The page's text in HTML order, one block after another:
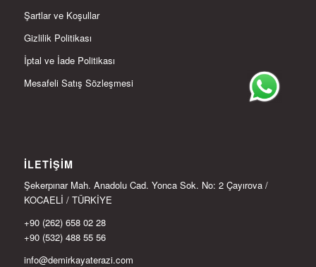
Şartlar ve Koşullar
Gizlilik Politikası
İptal ve İade Politikası
Mesafeli Satış Sözleşmesi
İLETIŞIM
Şekerpınar Mah. Anadolu Cad. Yonca Sok. No: 2 Çayırova /
KOCAELİ / TÜRKİYE
+90 (262) 658 02 28
+90 (532) 488 55 56
info@demirkayaterazi.com